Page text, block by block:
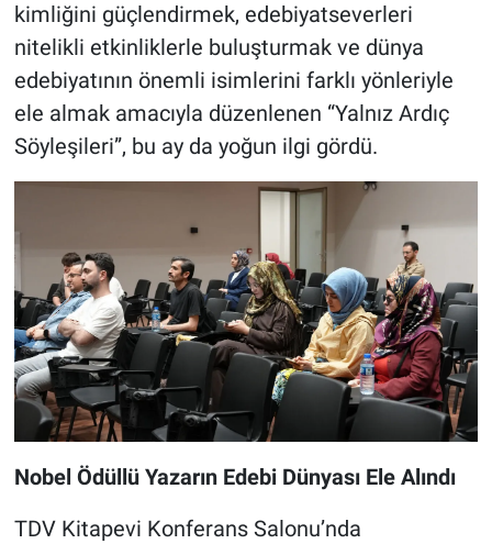
kimliğini güçlendirmek, edebiyatseverleri
nitelikli etkinliklerle buluşturmak ve dünya
edebiyatının önemli isimlerini farklı yönleriyle
ele almak amacıyla düzenlenen “Yalnız Ardıç
Söyleşileri”, bu ay da yoğun ilgi gördü.
Nobel Ödüllü Yazarın Edebi Dünyası Ele Alındı
TDV Kitapevi Konferans Salonu’nda